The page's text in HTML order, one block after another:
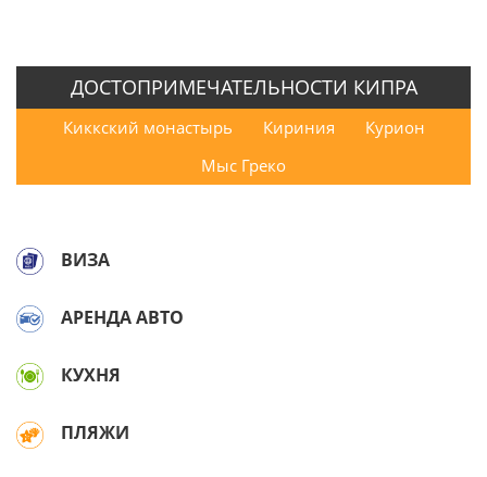
ДОСТОПРИМЕЧАТЕЛЬНОСТИ КИПРА
Киккский монастырь Кириния
Курион
Мыс Греко
ВИЗА
АРЕНДА АВТО
КУХНЯ
ПЛЯЖИ